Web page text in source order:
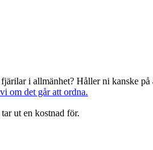
i allmänhet? Håller ni kanske
om det går att ordna.
ut en kostnad för.